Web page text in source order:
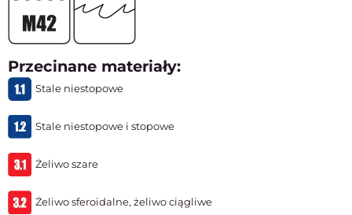
Przecinane materiały:
Stale niestopowe
Stale niestopowe i stopowe
Żeliwo szare
Żeliwo sferoidalne, żeliwo ciągliwe